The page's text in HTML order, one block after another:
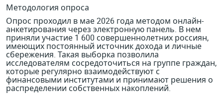
Методология опроса
Опрос проходил в мае 2026 года методом онлайн-
анкетирования через электронную панель. В нем
приняли участие 1 600 совершеннолетних россиян,
имеющих постоянный источник дохода и личные
сбережения. Такая выборка позволила
исследователям сосредоточиться на группе граждан,
которые регулярно взаимодействуют с
финансовыми институтами и принимают решения о
распределении собственных накоплений.